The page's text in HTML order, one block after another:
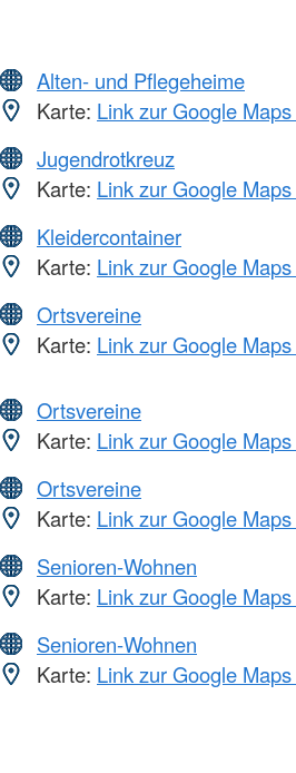
Alten- und Pflegeheime
Karte: Link zur Google
Jugendrotkreuz
Karte: Link zur Google
Kleidercontainer
Karte: Link zur Google
Ortsvereine
Karte: Link zur Google
Ortsvereine
Karte: Link zur Google
Ortsvereine
Karte: Link zur Google
Senioren-Wohnen
Karte: Link zur Google
Senioren-Wohnen
Karte: Link zur Google